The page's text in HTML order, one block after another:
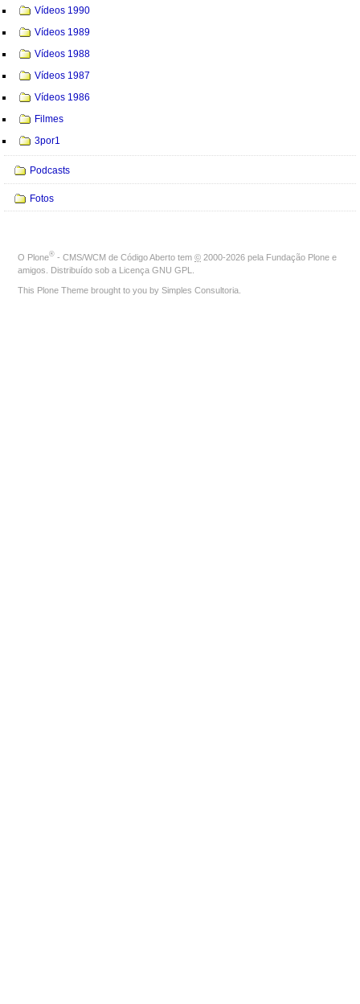
Vídeos 1990
Vídeos 1989
Vídeos 1988
Vídeos 1987
Vídeos 1986
Filmes
3por1
Podcasts
Fotos
O Plone® - CMS/WCM de Código Aberto tem © 2000-2026 pela Fundação Plone e
amigos. Distribuído sob a Licença GNU GPL
This Plone Theme brought to you by Simples Consultoria